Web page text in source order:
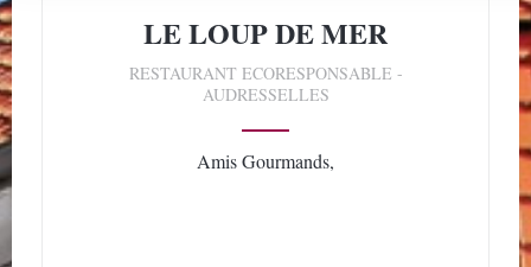
LE LOUP DE MER
RESTAURANT ECORESPONSABLE -
AUDRESSELLES
Amis Gourmands,